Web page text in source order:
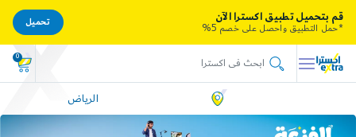
0
الرياض
قم بتحميل تطبيق اكسترا الآن
*حمل التطبيق واحصل على خصم 5%
تحميل